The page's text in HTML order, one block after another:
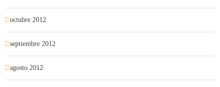
octubre 2012
septiembre 2012
agosto 2012